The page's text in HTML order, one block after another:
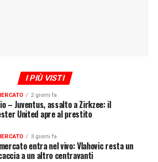
I PIÙ VISTI
2 giorni fa
– Juventus, assalto a Zirkzee: il
United apre al prestito
3 giorni fa
entra nel vivo: Vlahovic resta un
a un altro centravanti